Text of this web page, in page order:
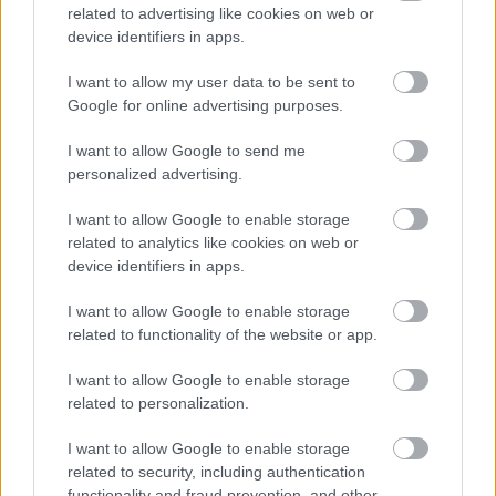
related to advertising like cookies on web or
device identifiers in apps.
I want to allow my user data to be sent to
Google for online advertising purposes.
I want to allow Google to send me
personalized advertising.
I want to allow Google to enable storage
related to analytics like cookies on web or
device identifiers in apps.
I want to allow Google to enable storage
related to functionality of the website or app.
I want to allow Google to enable storage
related to personalization.
I want to allow Google to enable storage
related to security, including authentication
và hạt mè rắc lên trên. Sự đa dạng về màu sắc tạo
nên sự tương phản nổi bật với những lá rau diếp
xanh mướt, nhấn mạnh sự tươi ngon và giá trị dinh
dưỡng của chúng.
Rau xà lách trông giòn và tươi mát, với kết cấu rõ rệt
và những nếp gấp nhẹ nhàng ôm trọn phần nhân
một cách tự nhiên. Màu xanh tươi sáng của lá góp
phần tạo nên tổng thể hình ảnh khỏe mạnh và tươi
mới. Phần nhân được xếp lớp khéo léo tạo chiều sâu
và sự phong phú về mặt thị giác, khiến món cuốn
Những chi tiết nhỏ như hạt mè, rau thơm thái nhỏ
và bề mặt rau bóng bẩy làm tăng thêm tính chân
cảnh.
mịn rắc mè đen và trắng. Nước chấm tạo thêm điểm
nhấn màu sắc ấm áp và gợi ý hương vị bổ sung mà